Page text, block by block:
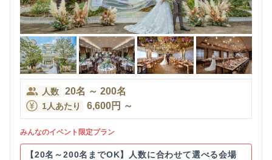
人数 20名 ～ 200名
1人あたり 6,600円 ～
みんなのイベント限定プラン
【20名～200名までOK】人数に合わせて選べる会場